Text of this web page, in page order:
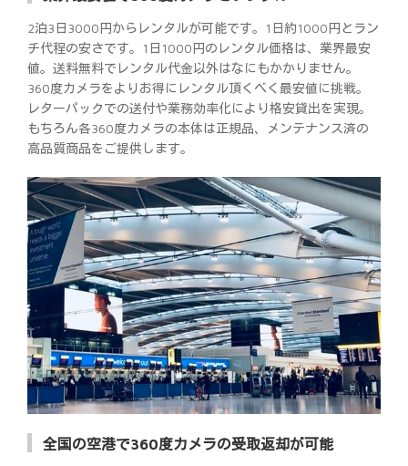
2泊3日3000円からレンタルが可能です。1日約1000円とラン
チ代程の安さです。1日1000円のレンタル価格は、業界最安
値。送料無料でレンタル代金以外はなにもかかりません。
360度カメラをよりお得にレンタル頂くべく最安値に挑戦。
レターパックでの送付や業務効率化により格安貸出を実現。
もちろん各360度カメラの本体は正規品、メンテナンス済の
高品質商品をご提供します。
全国の空港で360度カメラの受取返却が可能